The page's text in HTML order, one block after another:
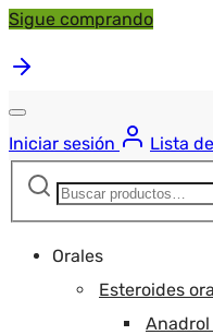
Sigue comprando
Iniciar sesión
Lista
Buscar:
Orales
Esteroides
Anadrol